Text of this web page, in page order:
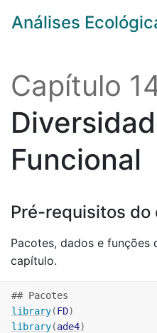
Skip to main content
Análises
Capítulo
Funcional
Pré-requisitos do
Pacotes, dados e funções
capítulo.
## Pacotes
library(FD)
library(ade4)